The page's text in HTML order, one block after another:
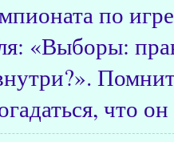
по
«Выборы:
что